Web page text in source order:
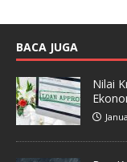
BACA JUGA
Nilai